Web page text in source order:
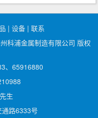
| 设备 | 联系
科浦金属制造有限公司 版权
、65916880
生
路6333号